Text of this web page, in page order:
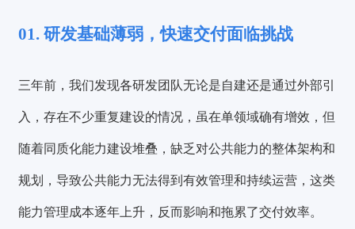
01. 研发基础薄弱，快速交付面临挑战
三年前，我们发现各研发团队无论是自建还是通过外部引
入，存在不少重复建设的情况，虽在单领域确有增效，但
随着同质化能力建设堆叠，缺乏对公共能力的整体架构和
规划，导致公共能力无法得到有效管理和持续运营 ，这类
能力管理成本逐年上升，反而影响和拖累了交付效率。